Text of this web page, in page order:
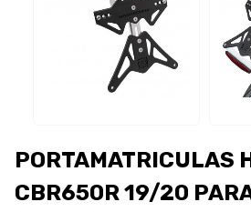
PORTAMATRICULAS
CBR650R 19/20